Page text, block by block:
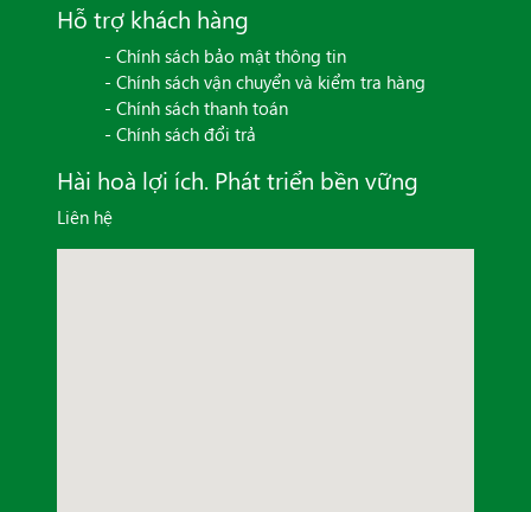
Hỗ trợ khách hàng
- Chính sách bảo mật thông tin
- Chính sách vận chuyển và kiểm tra hàng
- Chính sách thanh toán
- Chính sách đổi trả
Hài hoà lợi ích. Phát triển bền vững
Liên hệ